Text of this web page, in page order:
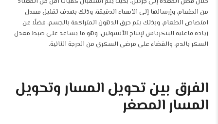
من الطعام، وإرسالها إلى الأمعاء الدقيقة، وذلك بهدف تقليل معدل
امتصاص الطعام، وبذلك يتم حرق الدهون المتراكمة بالجسم، فضلًا عن
زيادة فاعلية البنكرياس لإنتاج الأنسولين، وهو ما يساعد على ضبط معدل
السكر بالدم، والقضاء على مرضى السكري من الدرجة الثانية.
الفرق بين تحويل المسار وتحويل
المسار المصغر